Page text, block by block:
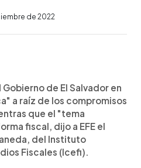
de 2022
de El Salvador en
a raíz de los compromisos
que el "tema
fiscal, dijo a EFE el
del Instituto
Fiscales (Icefi).